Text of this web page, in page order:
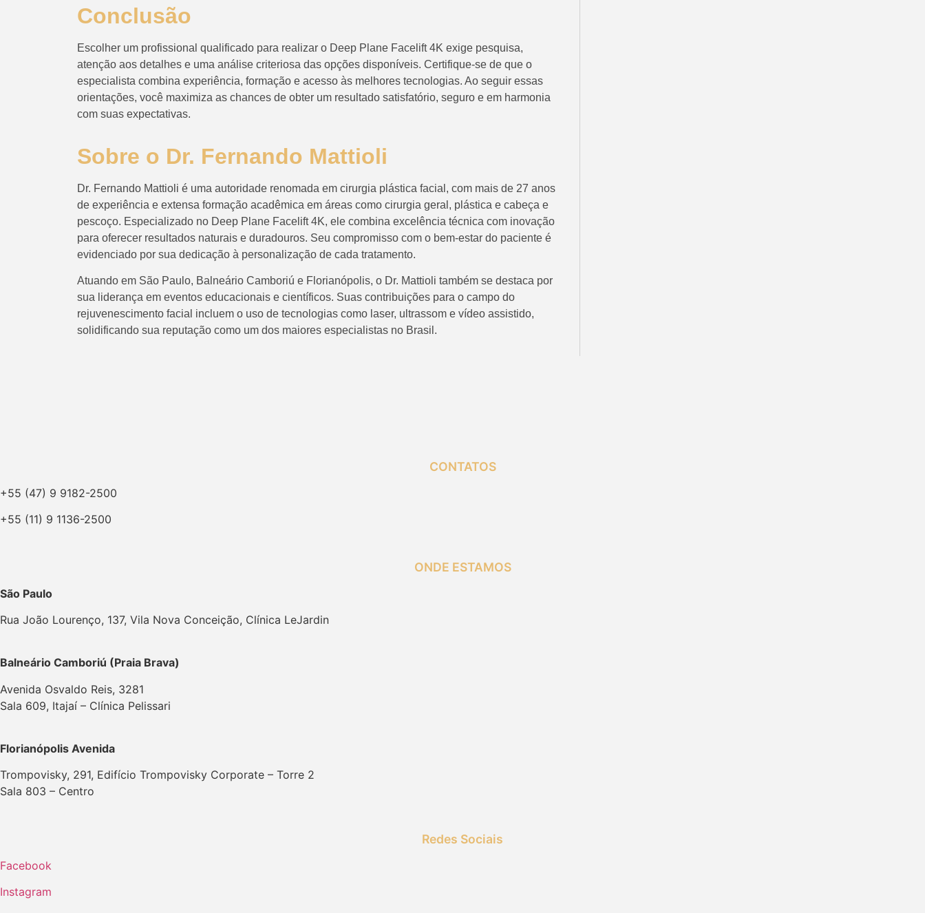
Conclusão
Escolher um profissional qualificado para realizar o Deep Plane Facelift 4K exige pesquisa,
atenção aos detalhes e uma análise criteriosa das opções disponíveis. Certifique-se de que o
especialista combina experiência, formação e acesso às melhores tecnologias. Ao seguir essas
orientações, você maximiza as chances de obter um resultado satisfatório, seguro e em harmonia
com suas expectativas.
Sobre o Dr. Fernando Mattioli
Dr. Fernando Mattioli é uma autoridade renomada em cirurgia plástica facial, com mais de 27 anos
de experiência e extensa formação acadêmica em áreas como cirurgia geral, plástica e cabeça e
pescoço. Especializado no Deep Plane Facelift 4K, ele combina excelência técnica com inovação
para oferecer resultados naturais e duradouros. Seu compromisso com o bem-estar do paciente é
evidenciado por sua dedicação à personalização de cada tratamento.
Atuando em São Paulo, Balneário Camboriú e Florianópolis, o Dr. Mattioli também se destaca por
sua liderança em eventos educacionais e científicos. Suas contribuições para o campo do
rejuvenescimento facial incluem o uso de tecnologias como laser, ultrassom e vídeo assistido,
solidificando sua reputação como um dos maiores especialistas no Brasil.
CONTATOS
+55 (47) 9 9182-2500
+55 (11) 9 1136-2500
ONDE ESTAMOS
São Paulo
Rua João Lourenço, 137, Vila Nova Conceição, Clínica LeJardin
Balneário Camboriú (Praia Brava)
Avenida Osvaldo Reis, 3281
Sala 609, Itajaí – Clínica Pelissari
Florianópolis Avenida
Trompovisky, 291, Edifício Trompovisky Corporate – Torre 2
Sala 803 – Centro
Redes Sociais
Facebook
Instagram